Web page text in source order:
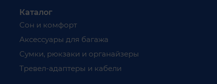
по местному
времени
доставка
осуществляется
на следующий
Каталог
Сон и комфорт
Аксессуары для багажа
Сумки, рюкзаки и органайзеры
Тревел-адаптеры и кабели